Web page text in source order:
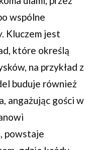
wspólne
Kluczem jest
które określą
na przykład z
buduje również
angażując gości w
powstaje